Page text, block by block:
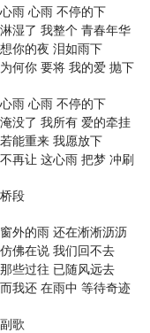
心雨 心雨 不停的下
淋湿了 我整个 青春年华
想你的夜 泪如雨下
为何你 要将 我的爱 抛下
心雨 心雨 不停的下
淹没了 我所有 爱的牵挂
若能重来 我愿放下
不再让 这心雨 把梦 冲刷
桥段
窗外的雨 还在淅淅沥沥
仿佛在说 我们回不去
那些过往 已随风远去
而我还 在雨中 等待奇迹
副歌